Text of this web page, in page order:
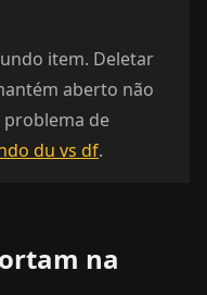
item. Deletar
aberto não
problema de
du vs df.
na